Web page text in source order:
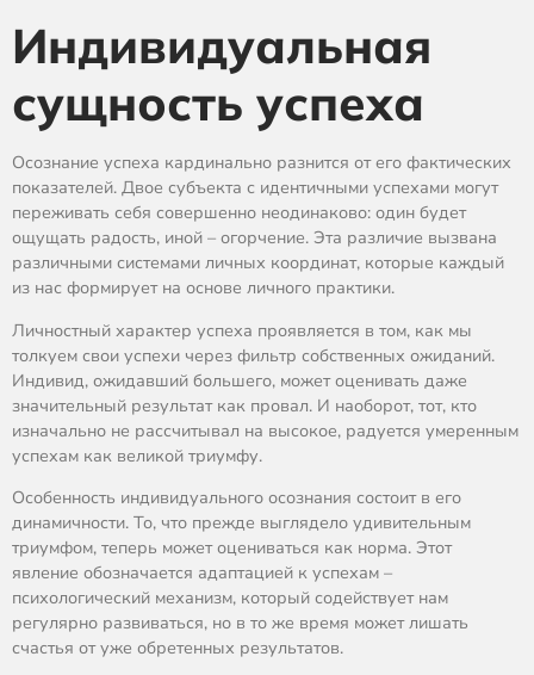
Индивидуальная
сущность успеха
Осознание успеха кардинально разнится от его фактических
показателей. Двое субъекта с идентичными успехами могут
переживать себя совершенно неодинаково: один будет
ощущать радость, иной – огорчение. Эта различие вызвана
различными системами личных координат, которые каждый
из нас формирует на основе личного практики.
Личностный характер успеха проявляется в том, как мы
толкуем свои успехи через фильтр собственных ожиданий.
Индивид, ожидавший большего, может оценивать даже
значительный результат как провал. И наоборот, тот, кто
изначально не рассчитывал на высокое, радуется умеренным
успехам как великой триумфу.
Особенность индивидуального осознания состоит в его
динамичности. То, что прежде выглядело удивительным
триумфом, теперь может оцениваться как норма. Этот
явление обозначается адаптацией к успехам –
психологический механизм, который содействует нам
регулярно развиваться, но в то же время может лишать
счастья от уже обретенных результатов.